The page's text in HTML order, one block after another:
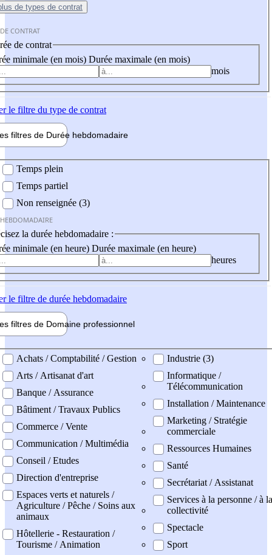
de types de contrat
CONTRAT
de contrat
minimale (en mois) Durée maximale (en mois)
mois
le filtre du type de contrat
filtres de Durée hebdomadaire
Temps plein
Temps partiel
Non renseignée (3)
la durée hebdomadaire :
minimale (en heure) Durée maximale (en heure)
heures
le filtre de durée hebdomadaire
filtres de Domaine professionnel
professionel
Achats / Comptabilité / Gestion
Arts / Artisanat d'art
Banque / Assurance
Bâtiment / Travaux Publics
Commerce / Vente
Communication / Multimédia
Conseil / Etudes
Direction d'entreprise
Espaces verts et naturels /
Agriculture / Pêche / Soins aux
animaux
Hôtellerie - Restauration /
Tourisme / Animation
Industrie (3)
Informatique /
Télécommunication
Installation / Maintenance
Marketing / Stratégie
commerciale
Ressources Humaines
Santé
Secrétariat / Assistanat
Services à la personne / à la
collectivité
Spectacle
Sport